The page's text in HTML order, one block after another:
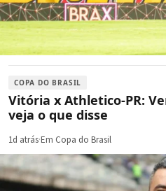
COPA DO BRASIL
Vitória x Athletico-PR:
veja o que disse
1d atrás·Em Copa do Brasil